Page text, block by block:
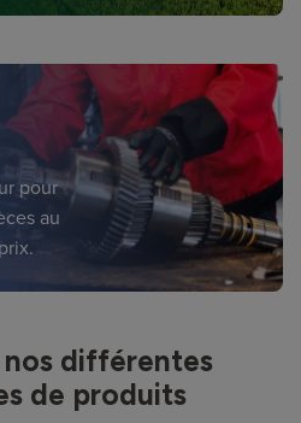
pour
au
différentes
de produits